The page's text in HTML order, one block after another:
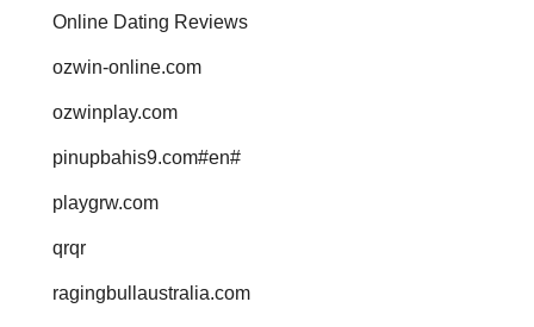
Online Dating Reviews
ozwin-online.com
ozwinplay.com
pinupbahis9.com#en#
playgrw.com
qrqr
ragingbullaustralia.com